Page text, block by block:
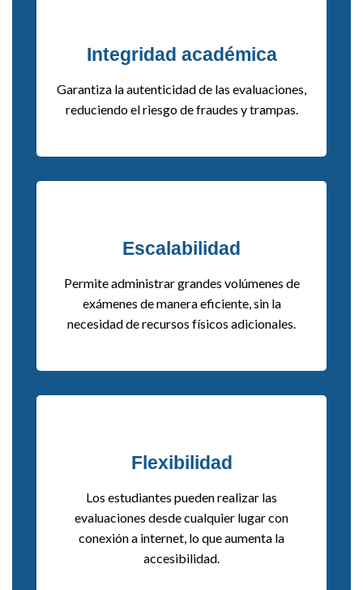
Integridad académica
Garantiza la autenticidad de las evaluaciones,
reduciendo el riesgo de fraudes y trampas.
Escalabilidad
Permite administrar grandes volúmenes de
exámenes de manera eficiente, sin la
necesidad de recursos físicos adicionales.
Flexibilidad
Los estudiantes pueden realizar las
evaluaciones desde cualquier lugar con
conexión a internet, lo que aumenta la
accesibilidad.